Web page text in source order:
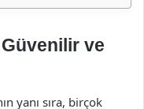
ve
yanı sıra, birçok